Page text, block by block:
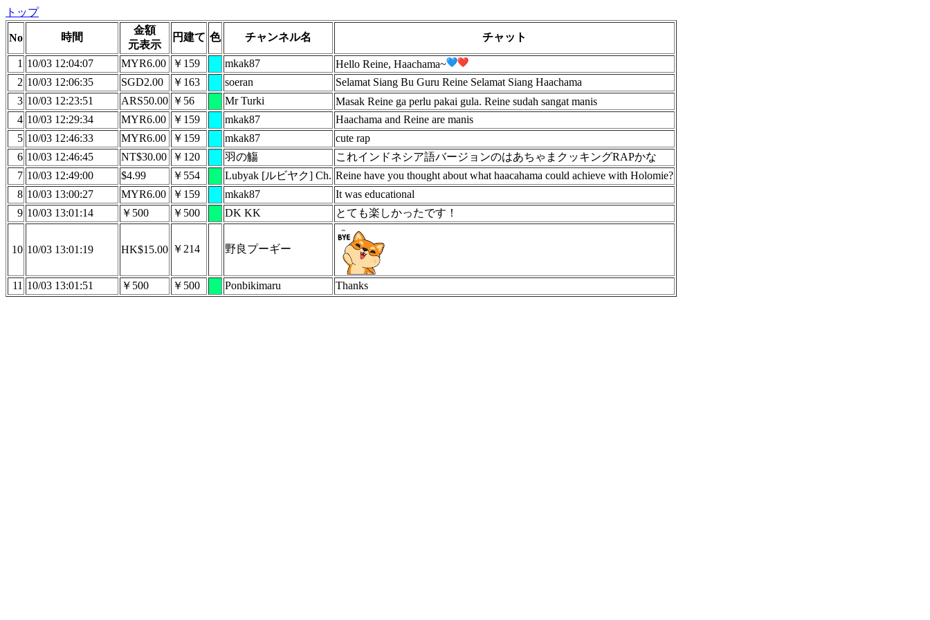
トップ
No 時間
金額
元表示
円建て 色 チャンネル名 チャット
1 10/03 12:04:07 MYR6.00 ￥159 mkak87
Hello Reine, Haachama~
2 10/03 12:06:35 SGD2.00 ￥163 soeran
Selamat Siang Bu Guru Reine Selamat Siang Haachama
3 10/03 12:23:51 ARS50.00 ￥56 Mr Turki
Masak Reine ga perlu pakai gula. Reine sudah sangat manis
4 10/03 12:29:34 MYR6.00 ￥159 mkak87
Haachama and Reine are manis
5 10/03 12:46:33 MYR6.00 ￥159 mkak87
cute rap
6 10/03 12:46:45 NT$30.00 ￥120 羽の觴
これインドネシア語バージョンのはあちゃまクッキングRAPかな
7 10/03 12:49:00 $4.99 ￥554 Lubyak [ルビヤク] Ch. Reine have you thought about what haacahama could achieve with Holomie?
8 10/03 13:00:27 MYR6.00 ￥159 mkak87
It was educational
9 10/03 13:01:14 ￥500 ￥500 DK KK とても楽しかったです！
10 10/03 13:01:19 HK$15.00 ￥214 野良プーギー
11 10/03 13:01:51 ￥500 ￥500 Ponbikimaru Thanks